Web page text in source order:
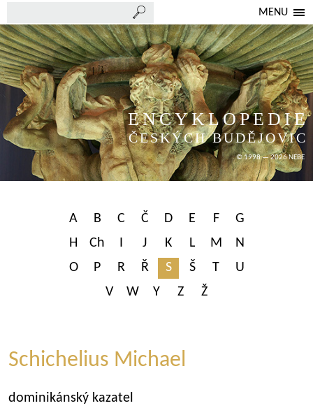
MENU
ENCYKLOPEDIE
ČESKÝCH BUDĚJOVIC
© 1998 — 2026 NEBE
A B C Č D E F
G
H
Ch I J K L M
N
O
P R Ř S Š T
U
V
W Y Z Ž
Schichelius Michael
dominikánský kazatel